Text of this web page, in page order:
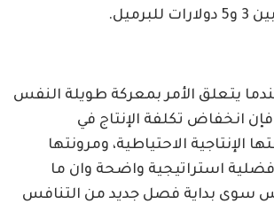
يتعلق الأمر بمعركة طويلة النفس
انخفاض تكلفة الإنتاج في
الإنتاجية الاحتياطية، ومرونتها
أفضلية استراتيجية واضحة وان ما
سوى بداية فصل جديد من التنافس